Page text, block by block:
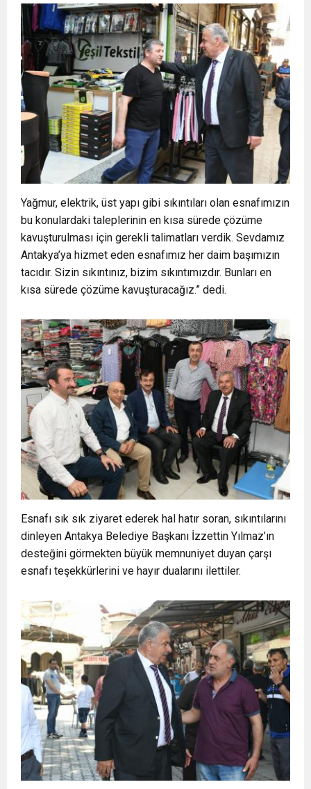
Yağmur, elektrik, üst yapı gibi sıkıntıları olan esnafımızın
bu konulardaki taleplerinin en kısa sürede çözüme
kavuşturulması için gerekli talimatları verdik. Sevdamız
Antakya’ya hizmet eden esnafımız her daim başımızın
tacıdır. Sizin sıkıntınız, bizim sıkıntımızdır. Bunları en
kısa sürede çözüme kavuşturacağız.” dedi.
Esnafı sık sık ziyaret ederek hal hatır soran, sıkıntılarını
dinleyen Antakya Belediye Başkanı İzzettin Yılmaz’ın
desteğini görmekten büyük memnuniyet duyan çarşı
esnafı teşekkürlerini ve hayır dualarını ilettiler.